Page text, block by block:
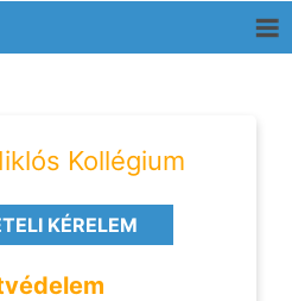
Kollégium
KÉRELEM